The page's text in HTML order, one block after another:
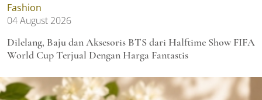
Fashion
04 August 2026
Dilelang, Baju dan Aksesoris BTS dari Halftime Show FIFA
World Cup Terjual Dengan Harga Fantastis